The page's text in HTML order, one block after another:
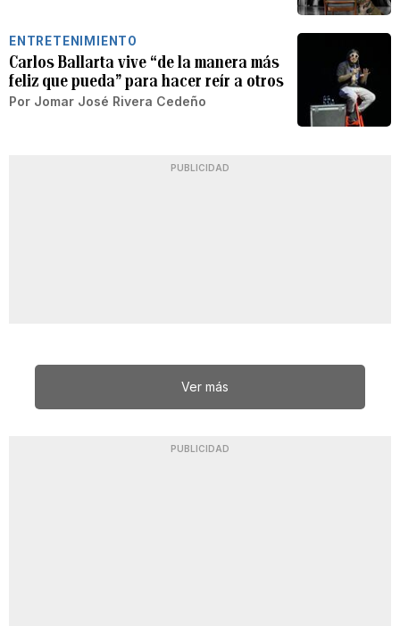
ENTRETENIMIENTO
Carlos Ballarta vive “de la manera más
feliz que pueda” para hacer reír a otros
Por Jomar José Rivera Cedeño
PUBLICIDAD
Ver más
PUBLICIDAD